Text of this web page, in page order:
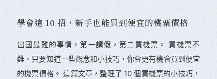
學會這 10 招，新手也能買到便宜的機票價格
󠀠出國最難的事情，第一請假，第二買機票。 󠀠買機票不
難，只要知道一些觀念和小技巧，你會更有機會買到便宜
的機票價格。 這篇文章，整理了 10 個買機票的小技巧，